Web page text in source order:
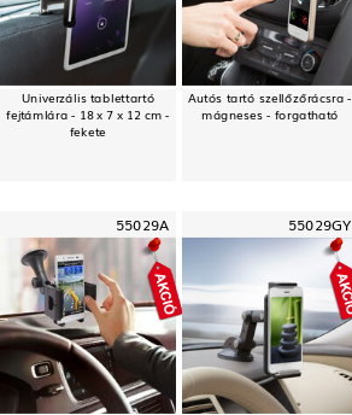
Univerzális tablettartó
fejtámlára - 18 x 7 x 12 cm -
fekete
Autós tartó szellőzőrácsra -
mágneses - forgatható
55029A 55029GY